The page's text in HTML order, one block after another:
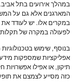
במהלך אירועים בתל
המארגנים אלא גם על
במקרים אלו. יש לעודד את
לפעולה במקרה של תקלות
בנוסף, שימוש
אפליקציות שמספקות
תיקון, או אפילו
כזה מסייע לצמצם את